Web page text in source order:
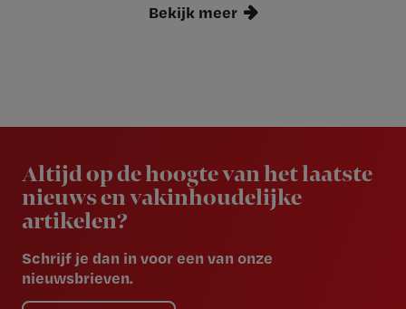
Bekijk meer
Altijd op de hoogte van het laatste
nieuws en vakinhoudelijke
artikelen?
Schrijf je dan in voor een van onze
nieuwsbrieven.